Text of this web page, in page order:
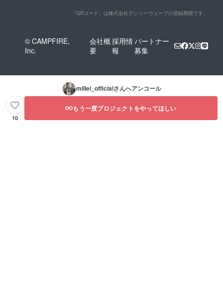
「QRコード」は株式会社デンソーウェーブの登録商標です。
© CAMPFIRE,
Inc.
会社概
要
採用情
報
パートナー
募集
millei_officialさんへアンコール
10
もう一度プロジェクトをやってほしい